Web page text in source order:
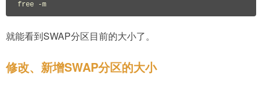
free -m
就能看到SWAP分区目前的大小了。
修改、新增SWAP分区的大小